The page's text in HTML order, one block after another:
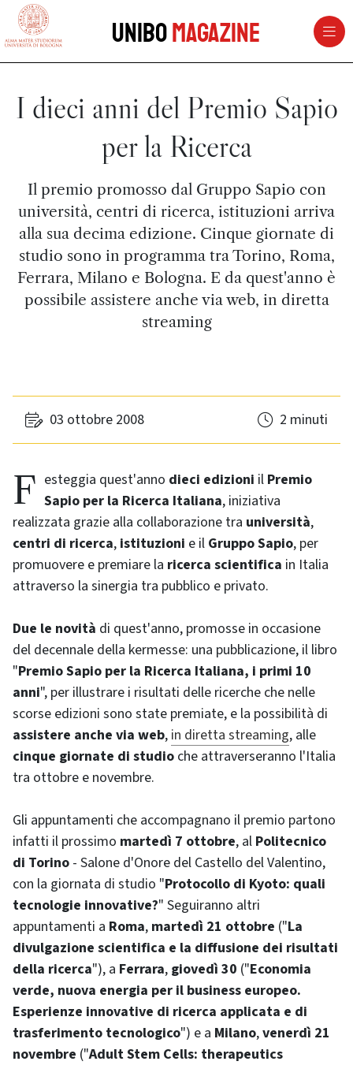
vai al contenuto della pagina
UniboMagazine
I dieci anni del Premio Sapio
per la Ricerca
Il premio promosso dal Gruppo Sapio con
università, centri di ricerca, istituzioni arriva
alla sua decima edizione. Cinque giornate di
studio sono in programma tra Torino, Roma,
Ferrara, Milano e Bologna. E da quest'anno è
possibile assistere anche via web, in diretta
streaming
03 ottobre 2008 2 minuti
Festeggia quest'anno dieci edizioni il Premio
Sapio per la Ricerca Italiana, iniziativa
realizzata grazie alla collaborazione tra università,
centri di ricerca, istituzioni e il Gruppo Sapio, per
promuovere e premiare la ricerca scientifica in Italia
attraverso la sinergia tra pubblico e privato.
Due le novità di quest'anno, promosse in occasione
del decennale della kermesse: una pubblicazione, il libro
"Premio Sapio per la Ricerca Italiana, i primi 10
anni", per illustrare i risultati delle ricerche che nelle
scorse edizioni sono state premiate, e la possibilità di
assistere anche via web, in diretta streaming, alle
cinque giornate di studio che attraverseranno l'Italia
tra ottobre e novembre.
Gli appuntamenti che accompagnano il premio partono
infatti il prossimo martedì 7 ottobre, al Politecnico
di Torino - Salone d'Onore del Castello del Valentino,
con la giornata di studio "Protocollo di Kyoto: quali
tecnologie innovative?" Seguiranno altri
appuntamenti a Roma, martedì 21 ottobre ("La
divulgazione scientifica e la diffusione dei risultati
della ricerca"), a Ferrara, giovedì 30 ("Economia
verde, nuova energia per il business europeo.
Esperienze innovative di ricerca applicata e di
trasferimento tecnologico") e a Milano,venerdì 21
novembre ("Adult Stem Cells: therapeutics